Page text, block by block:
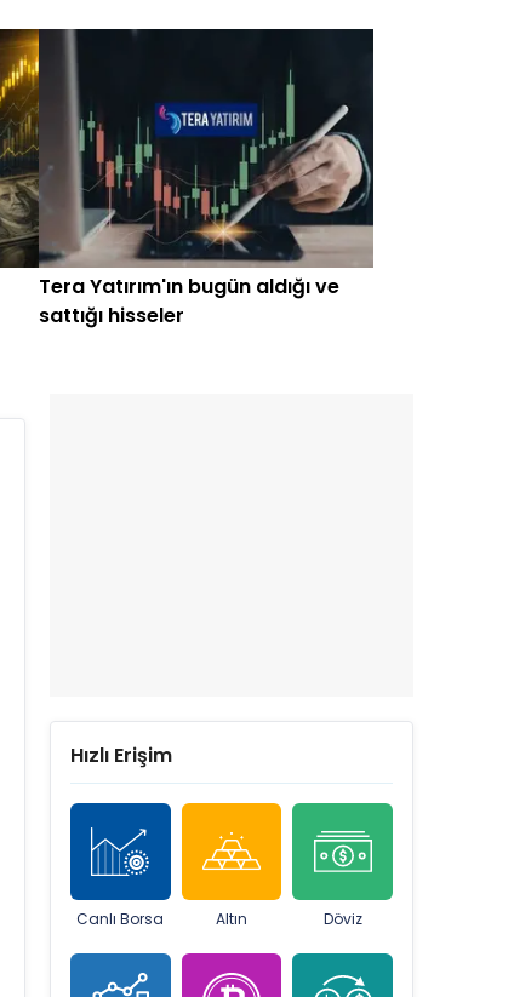
Tera Yatırım'ın bugün aldığı ve
sattığı hisseler
Hızlı Erişim
Canlı Borsa Altın Döviz